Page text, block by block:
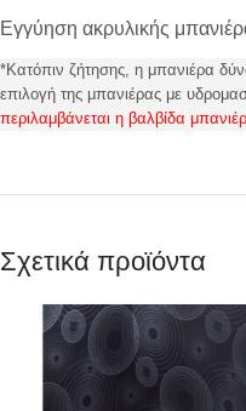
Εγγύηση ακρυλικής
*Κατόπιν ζήτησης, η μπανιέρα
επιλογή της μπανιέρας με
περιλαμβάνεται η βαλβίδα
Σχετικά προϊόντα